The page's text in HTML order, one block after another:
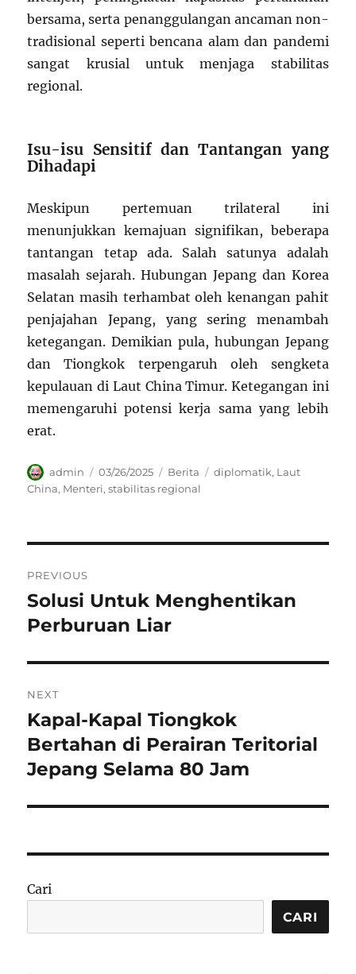
bersama, serta penanggulangan ancaman non-
tradisional seperti bencana alam dan pandemi
sangat krusial untuk menjaga stabilitas
regional.
Isu-isu Sensitif dan Tantangan yang
Dihadapi
Meskipun pertemuan trilateral ini
menunjukkan kemajuan signifikan, beberapa
tantangan tetap ada. Salah satunya adalah
masalah sejarah. Hubungan Jepang dan Korea
Selatan masih terhambat oleh kenangan pahit
penjajahan Jepang, yang sering menambah
ketegangan. Demikian pula, hubungan Jepang
dan Tiongkok terpengaruh oleh sengketa
kepulauan di Laut China Timur. Ketegangan ini
memengaruhi potensi kerja sama yang lebih
erat.
Author
admin
Posted
on
03/26/2025 Categories
Berita Tags
diplomatik, Laut
China, Menteri,stabilitas regional
pos
PREVIOUS
Previous
post:
Solusi Untuk Menghentikan
Perburuan Liar
NEXT
Next
post:
Kapal-Kapal Tiongkok
Bertahan di Perairan Teritorial
Jepang Selama 80 Jam
Cari
CARI